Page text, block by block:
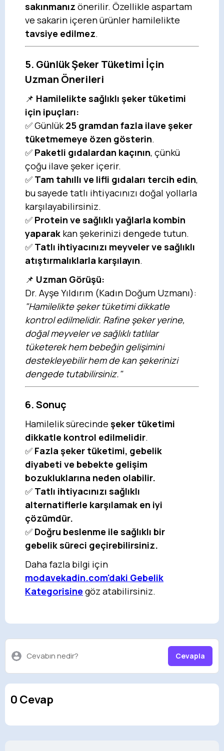
sakınmanız önerilir. Özellikle aspartam
ve sakarin içeren ürünler hamilelikte
tavsiye edilmez.
5. Günlük Şeker Tüketimi İçin
Uzman Önerileri
📌 Hamilelikte sağlıklı şeker tüketimi
için ipuçları:
✅ Günlük25 gramdan fazla ilave şeker
tüketmemeye özen gösterin.
✅ Paketli gıdalardan kaçının, çünkü
çoğu ilave şeker içerir.
✅ Tam tahıllı ve lifli gıdaları tercih edin,
bu sayede tatlı ihtiyacınızı doğal yollarla
karşılayabilirsiniz.
✅ Protein ve sağlıklı yağlarla kombin
yaparak kan şekerinizi dengede tutun.
✅ Tatlı ihtiyacınızı meyveler ve sağlıklı
atıştırmalıklarla karşılayın.
📌 Uzman Görüşü:
Dr. Ayşe Yıldırım (Kadın Doğum Uzmanı):
"Hamilelikte şeker tüketimi dikkatle
kontrol edilmelidir. Rafine şeker yerine,
doğal meyveler ve sağlıklı tatlılar
tüketerek hem bebeğin gelişimini
destekleyebilir hem de kan şekerinizi
dengede tutabilirsiniz."
6. Sonuç
Hamilelik sürecinde şeker tüketimi
dikkatle kontrol edilmelidir.
✅ Fazla şeker tüketimi, gebelik
diyabeti ve bebekte gelişim
bozukluklarına neden olabilir.
✅ Tatlı ihtiyacınızı sağlıklı
alternatiflerle karşılamak en iyi
çözümdür.
✅ Doğru beslenme ile sağlıklı bir
gebelik süreci geçirebilirsiniz.
Daha fazla bilgi için
modavekadin.com'daki Gebelik
Kategorisine göz atabilirsiniz.
Cevabın nedir? Cevapla
0 Cevap